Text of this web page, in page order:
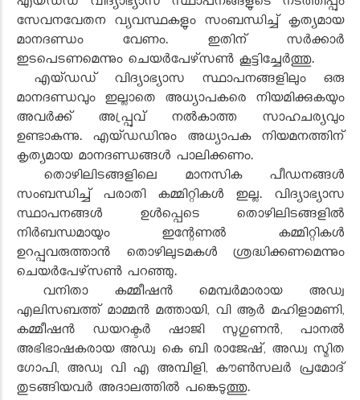
സേവനവേതന വ്യവസ്ഥകളും സംബന്ധിച്ച് കൃത്യമായ
മാനദണ്ഡം വേണം. ഇതിന് സര്‍ക്കാര്‍
ഇടപെടണമെന്നും ചെയര്‍പേഴ്‌സണ്‍ കൂട്ടിച്ചേര്‍ത്തു.
എയ്ഡഡ് വിദ്യാഭ്യാസ സ്ഥാപനങ്ങളിലും ഒരു
മാനദണ്ഡവും ഇല്ലാതെ അധ്യാപകരെ നിയമിക്കുകയും
അവര്‍ക്ക് അപ്പ്രൂവ് നല്‍കാത്ത സാഹചര്യവും
ഉണ്ടാകുന്നു. എയ്ഡഡിനും അധ്യാപക നിയമനത്തിന്
കൃത്യമായ മാനദണ്ഡങ്ങള്‍ പാലിക്കണം.
തൊഴിലിടങ്ങളിലെ മാനസിക പീഡനങ്ങള്‍
സംബന്ധിച്ച് പരാതി കമ്മിറ്റികള്‍ ഇല്ല. വിദ്യാഭ്യാസ
സ്ഥാപനങ്ങള്‍ ഉള്‍പ്പെടെ തൊഴിലിടങ്ങളില്‍
നിര്‍ബന്ധമായും ഇന്റേണല്‍ കമ്മിറ്റികള്‍
ഉറപ്പുവരുത്താന്‍ തൊഴിലുടമകള്‍ ശ്രദ്ധിക്കണമെന്നും
ചെയര്‍പേഴ്‌സണ്‍ പറഞ്ഞു.
വനിതാ കമ്മീഷന്‍ മെമ്പര്‍മാരായ അഡ്വ
എലിസബത്ത് മാമ്മന്‍ മത്തായി, വി ആര്‍ മഹിളാമണി,
കമ്മീഷന്‍ ഡയറക്ടര്‍ ഷാജി സുഗുണന്‍, പാനല്‍
അഭിഭാഷകരായ അഡ്വ കെ ബി രാജേഷ്, അഡ്വ സ്മിത
ഗോപി, അഡ്വ വി എ അമ്പിളി, കൗണ്‍സലര്‍ പ്രമോദ്
തുടങ്ങിയവര്‍ അദാലത്തില്‍ പങ്കെടുത്തു.